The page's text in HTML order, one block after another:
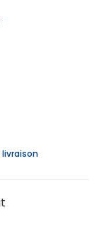
livraison